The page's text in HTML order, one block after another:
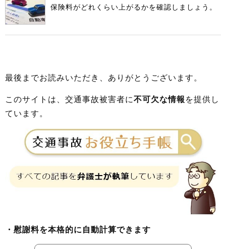
保険料がどれくらい上がるかを確認しましょう。
最後までお読みいただき、ありがとうございます。
このサイトは、交通事故被害者に不可欠な情報を提供し
ています。
・慰謝料を本格的に自動計算できます